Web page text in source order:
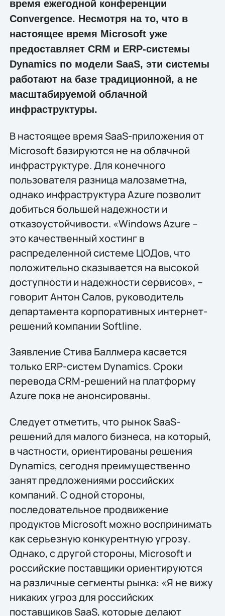
время ежегодной конференции
Convergence. Несмотря на то, что в
настоящее время Microsoft уже
предоставляет CRM и ERP-системы
Dynamics по модели SaaS, эти системы
работают на базе традиционной, а не
масштабируемой облачной
инфраструктуры.
В настоящее время SaaS-приложения от
Microsoft базируются не на облачной
инфраструктуре. Для конечного
пользователя разница малозаметна,
однако инфраструктура Azure позволит
добиться большей надежности и
отказоустойчивости. «Windows Azure –
это качественный хостинг в
распределенной системе ЦОДов, что
положительно сказывается на высокой
доступности и надежности сервисов», –
говорит Антон Салов, руководитель
департамента корпоративных интернет-
решений компании Softline.
Заявление Стива Баллмера касается
только ERP-систем Dynamics. Сроки
перевода CRM-решений на платформу
Azure пока не анонсированы.
Следует отметить, что рынок SaaS-
решений для малого бизнеса, на который,
в частности, ориентированы решения
Dynamics, сегодня преимущественно
занят предложениями российских
компаний. С одной стороны,
последовательное продвижение
продуктов Microsoft можно воспринимать
как серьезную конкурентную угрозу.
Однако, с другой стороны, Microsoft и
российские поставщики ориентируются
на различные сегменты рынка: «Я не вижу
никаких угроз для российских
поставщиков SaaS, которые делают